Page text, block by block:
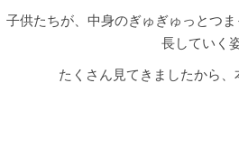
子供たちが、中身のぎゅぎゅっとつ
長していく
たくさん見てきましたから